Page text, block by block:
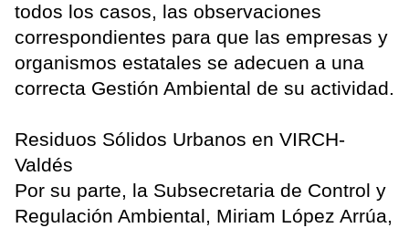
todos los casos, las observaciones
correspondientes para que las empresas y
organismos estatales se adecuen a una
correcta Gestión Ambiental de su actividad.
Residuos Sólidos Urbanos en VIRCH-
Valdés
Por su parte, la Subsecretaria de Control y
Regulación Ambiental, Miriam López Arrúa,